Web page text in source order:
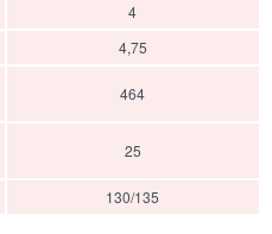
4
4,75
464
25
130/135